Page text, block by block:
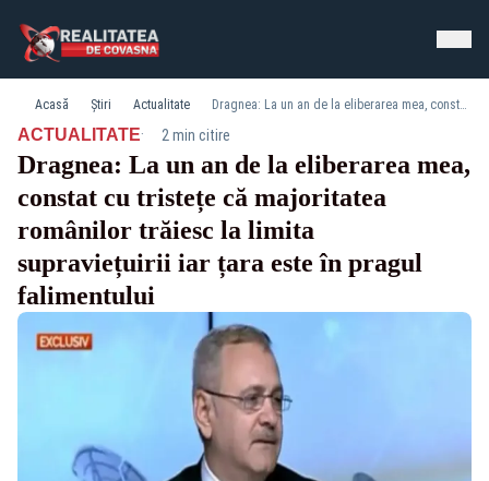
Acasă Știri Actualitate Dragnea: La un an de la eliberarea mea, constat cu tristețe că majoritatea românilor trăiesc la limita supraviețuirii iar țara este în pragul falimentului
ACTUALITATE· 2 min citire
Dragnea: La un an de la eliberarea mea,
constat cu tristețe că majoritatea
românilor trăiesc la limita
supraviețuirii iar țara este în pragul
falimentului